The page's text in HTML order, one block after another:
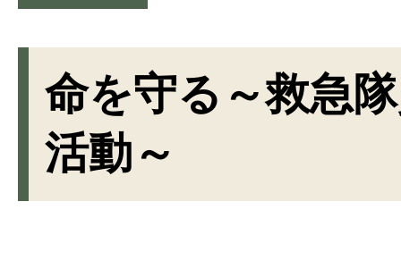
命を守る～救急
活動～